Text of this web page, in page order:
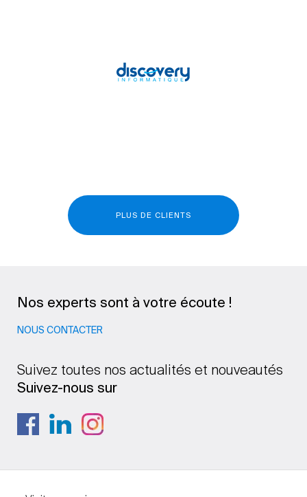
PLUS DE CLIENTS
Nos experts sont à votre écoute !
NOUS CONTACTER
Suivez toutes nos actualités et nouveautés
Suivez-nous sur